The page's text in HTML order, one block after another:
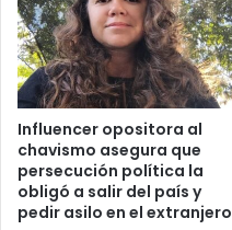
Influencer opositora al
chavismo asegura que
persecución política la
obligó a salir del país y
pedir asilo en el extranjero